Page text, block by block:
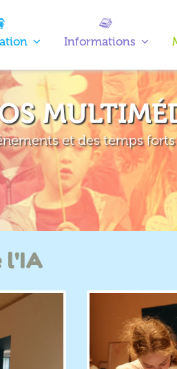
Informations
et des temps
l'IA